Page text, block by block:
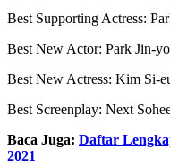
Best Supporting Actress:
Best New Actor: Park Jin-
Best New Actress: Kim Si-
Best Screenplay: Next
Baca Juga: Daftar
2021